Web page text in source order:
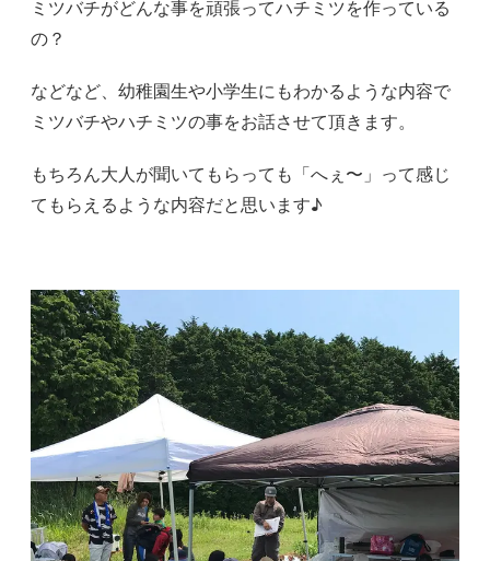
ミツバチがどんな事を頑張ってハチミツを作っている
の？
などなど、幼稚園生や小学生にもわかるような内容で
ミツバチやハチミツの事をお話させて頂きます。
もちろん大人が聞いてもらっても「へぇ〜」って感じ
てもらえるような内容だと思います♪